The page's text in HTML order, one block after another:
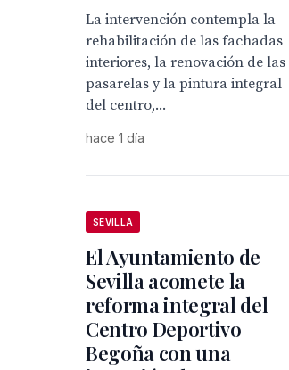
La intervención contempla la
rehabilitación de las fachadas
interiores, la renovación de las
pasarelas y la pintura integral
del centro,...
hace 1 día
SEVILLA
El Ayuntamiento de
Sevilla acomete la
reforma integral del
Centro Deportivo
Begoña con una